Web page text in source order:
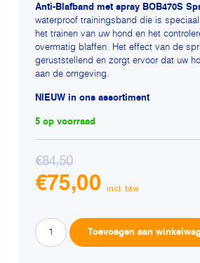
Anti-Blafband met spray BOB470S
waterproof trainingsband die is
het trainen van uw hond en het
overmatig blaffen. Het effect van de
geruststellend en zorgt ervoor dat uw
aan de omgeving.
NIEUW in ons assortiment
5 op voorraad
€84,50
Oorspronkelijke
prijs
was:
€84,50.
€75,00
prijs
is:
€75,00.
NIEUW
Anti-
Toevoegen aan